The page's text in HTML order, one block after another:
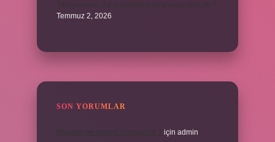
Titanyum mu daha sağlam paslanmaz çelik mi ?
Temmuz 2, 2026
SON YORUMLAR
için admin